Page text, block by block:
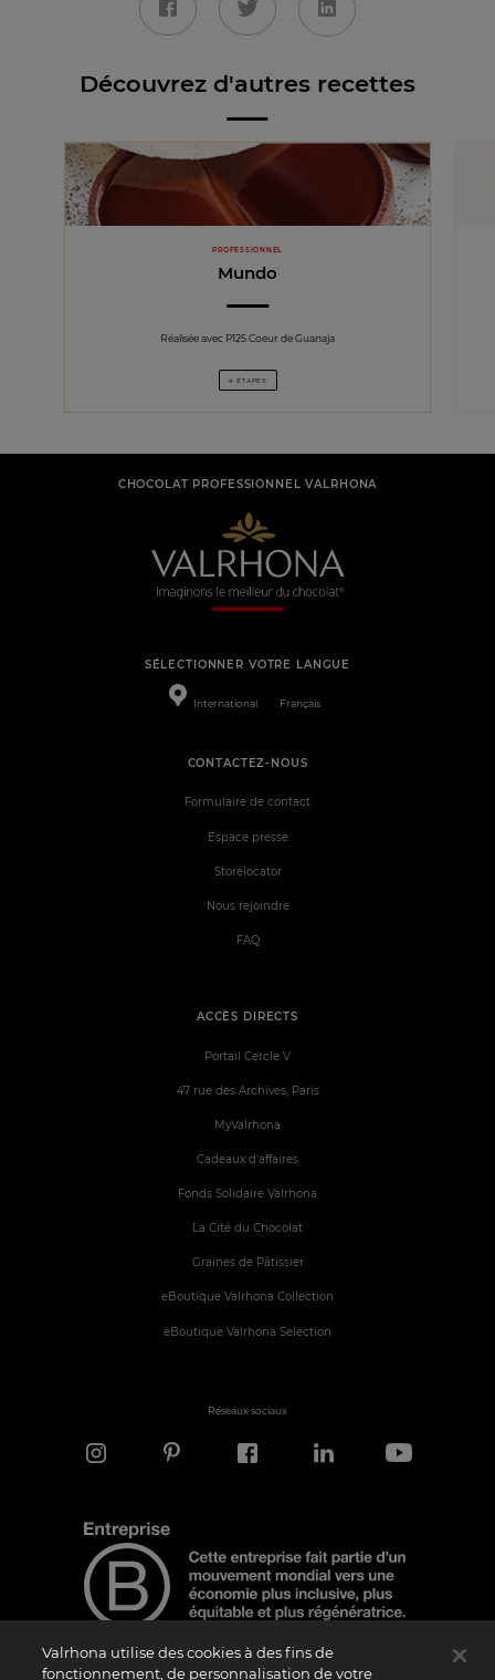
Découvrez d'autres recettes
PROFESSIONNEL
Mundo
Réalisée avec P125 Coeur de Guanaja
4 ÉTAPES
CHOCOLAT PROFESSIONNEL VALRHONA
SÉLECTIONNER VOTRE LANGUE
International Français
ACCÈS DIRECTS
Portail Cercle V
47 rue des Archives, Paris
MyValrhona
Cadeaux d'affaires
Fonds Solidaire Valrhona
La Cité du Chocolat
Graines de Pâtissier
eBoutique Valrhona Collection
eBoutique Valrhona Selection
CONTACTEZ-NOUS
Formulaire de contact
Espace presse
Storelocator
Nous rejoindre
FAQ
Réseaux sociaux
Valrhona utilise des cookies à des fins de
fonctionnement, de personnalisation de votre